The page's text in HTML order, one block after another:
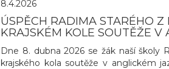
8.4.2026
ÚSPĚCH RADIMA STARÉHO Z
KRAJSKÉM KOLE SOUTĚŽE V
Dne 8. dubna 2026 se žák naší školy
krajského kola soutěže v anglickém